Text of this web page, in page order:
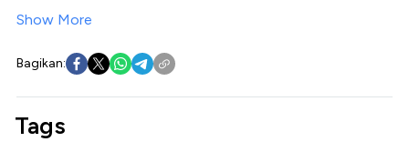
Show More
Bagikan:
Tags